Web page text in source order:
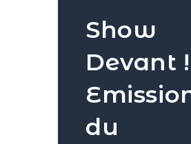
Show
Devant
du